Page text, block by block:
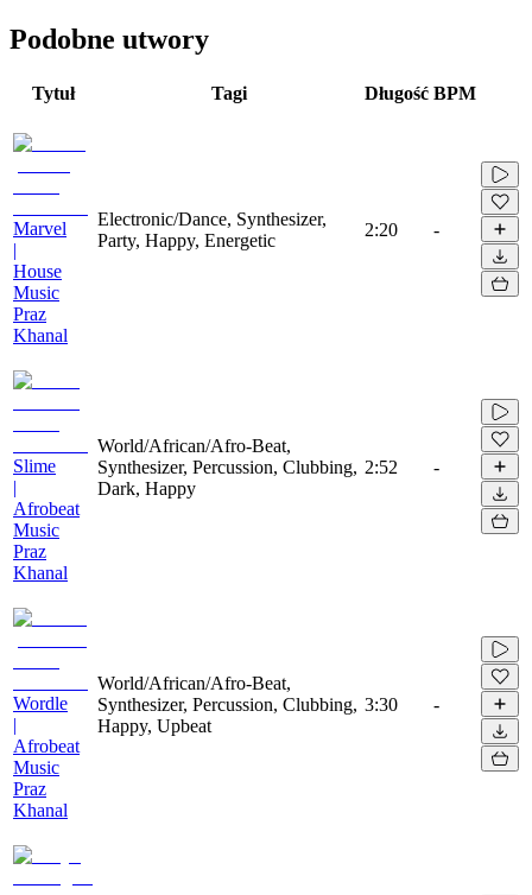
Podobne utwory
Tytuł Tagi Długość BPM
Marvel
|
House
Music
Praz
Khanal
Electronic/Dance, Synthesizer,
Party, Happy, Energetic
2:20 -
Slime
|
Afrobeat
Music
Praz
Khanal
World/African/Afro-Beat,
Synthesizer, Percussion, Clubbing,
Dark, Happy
2:52 -
Wordle
|
Afrobeat
Music
Praz
Khanal
World/African/Afro-Beat,
Synthesizer, Percussion, Clubbing,
Happy, Upbeat
3:30 -